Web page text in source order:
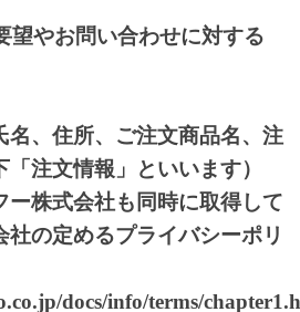
望やお問い合わせに対する
、住所、ご注文商品名、注
注文情報」といいます）
ー株式会社も同時に取得して
社の定めるプライバシーポリ
docs/info/terms/